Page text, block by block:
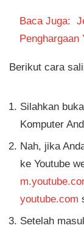
Baca Juga:
Penghargaan
Berikut cara
Silahkan
Komputer
Nah, jika
ke Youtube
youtube.com
Setelah